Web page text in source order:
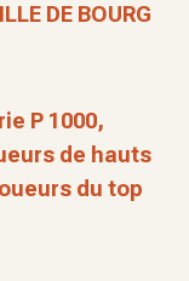
DE BOURG
P 1000,
de hauts
du top